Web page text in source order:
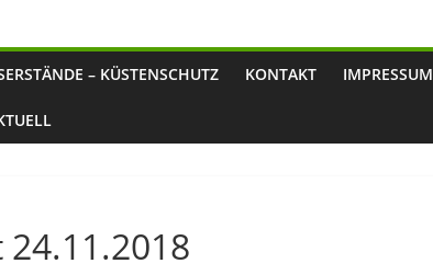
– KÜSTENSCHUTZ KONTAKT IMPRESSUM